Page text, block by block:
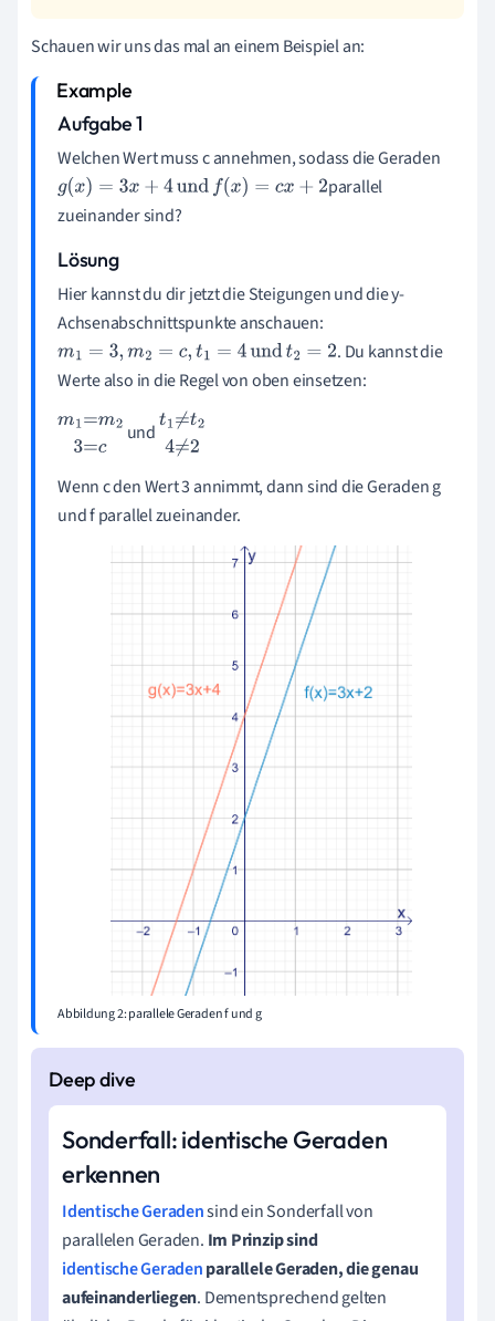
Schauen wir uns das mal an einem Beispiel an:
Aufgabe 1
Welchen Wert muss c annehmen, sodass die Geraden
g(x)= 3x+ 4undf (x)=cx+2
parallel
zueinander sind?
Lösung
Hier kannst du dir jetzt die Steigungen und die y-
Achsenabschnittspunkte anschauen:
m1= 3,m2=c,t1 =4 undt2=2
. Du kannst die
Werte also in die Regel von oben einsetzen:
1=
3 und 1≠ t24
Wenn c den Wert 3 annimmt, dann sind die Geraden g
und f parallel zueinander.
Abbildung 2: parallele Geraden f und g
Sonderfall: identische Geraden
erkennen
Identische Geradensind ein Sonderfall von
parallelen Geraden. Im Prinzip sind
identische Geradenparallele Geraden, die genau
aufeinanderliegen. Dementsprechend gelten